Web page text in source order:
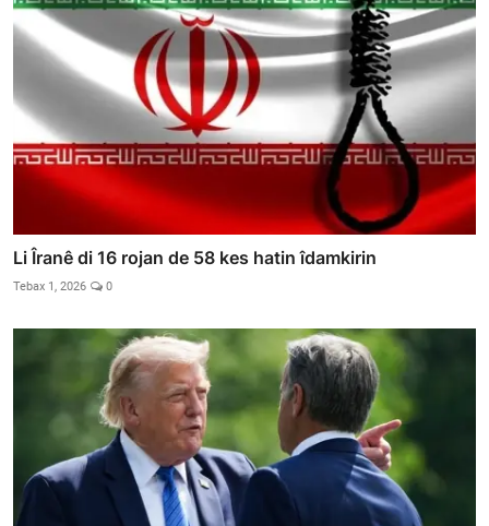
Li Îranê di 16 rojan de 58 kes hatin îdamkirin
Tebax 1, 2026 0